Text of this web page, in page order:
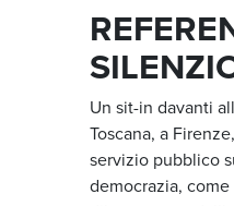
Un sit-in davanti
Toscana, a
servizio pubblico
democrazia,